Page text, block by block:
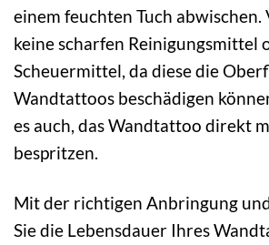
einem feuchten Tuch abwischen.
keine scharfen Reinigungsmittel
Scheuermittel, da diese die
Wandtattoos beschädigen
es auch, das Wandtattoo direkt
bespritzen.
Mit der richtigen Anbringung
Sie die Lebensdauer Ihres